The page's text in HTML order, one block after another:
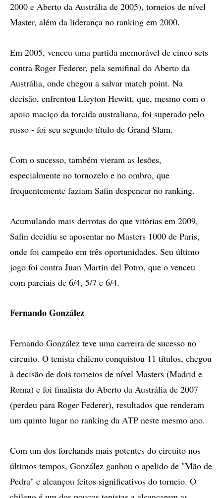
2000 e Aberto da Austrália de 2005), torneios de nível
Master, além da liderança no ranking em 2000.
Em 2005, venceu uma partida memorável de cinco sets
contra Roger Federer, pela semifinal do Aberto da
Austrália, onde chegou a salvar match point. Na
decisão, enfrentou Lleyton Hewitt, que, mesmo com o
apoio maciço da torcida australiana, foi superado pelo
russo - foi seu segundo título de Grand Slam.
Com o sucesso, também vieram as lesões,
especialmente no tornozelo e no ombro, que
frequentemente faziam Safin despencar no ranking.
Acumulando mais derrotas do que vitórias em 2009,
Safin decidiu se aposentar no Masters 1000 de Paris,
onde foi campeão em três oportunidades. Seu último
jogo foi contra Juan Martin del Potro, que o venceu
com parciais de 6/4, 5/7 e 6/4.
Fernando González
Fernando González teve uma carreira de sucesso no
circuito. O tenista chileno conquistou 11 títulos, chegou
à decisão de dois torneios de nível Masters (Madrid e
Roma) e foi finalista do Aberto da Austrália de 2007
(perdeu para Roger Federer), resultados que renderam
um quinto lugar no ranking da ATP neste mesmo ano.
Com um dos forehands mais potentes do circuito nos
últimos tempos, González ganhou o apelido de "Mão de
Pedra" e alcançou feitos significativos do torneio. O